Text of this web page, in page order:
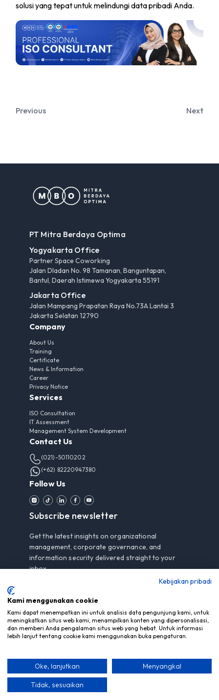
solusi yang tepat untuk melindungi data pribadi Anda.
Previous Next
PT Mitra Berdaya Optima
Yogyakarta Office
Partner Space Coworking
Jalan Dladan No. 98 Tamanan, Banguntapan,
Bantul, Daerah Istimewa Yogyakarta 55191
Jakarta Office
Jalan Mampang Prapatan Raya No.73A Lantai 3
Jakarta Selatan 12790
Company
About Us
Training
Certificate
News & Information
Career
Privacy Notice
Services
ISO Consultation
IT Assessment
Management System Development
Contact Us
(021)-50110202
(+62) 82220947380
Follow Us
Subscribe newsletter
Get the latest insights on organizational
management, corporate governance, and
information security delivered straight to your
inbox.
Subscribe
By subscribing, you agree to ourPrivacy Notice.
© Copyright 2026 PT Mitra Berdaya Optima - All Rights
Reserved
Kebijakan pribadi
Kami menggunakan cookie
Kami dapat menempatkan ini untuk analisis data pengunjung kami, untuk
meningkatkan situs web kami, menampilkan konten yang dipersonalisasi,
dan memberi Anda pengalaman situs web yang hebat. Untuk informasi
lebih lanjut tentang cookie kami menggunakan buka pengaturan.
Oke, lanjutkan Menyangkal
Tidak, sesuaikan